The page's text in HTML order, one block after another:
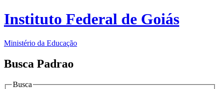
Instituto Federal de Goiás
Ministério da Educação
Busca Padrao
Busca